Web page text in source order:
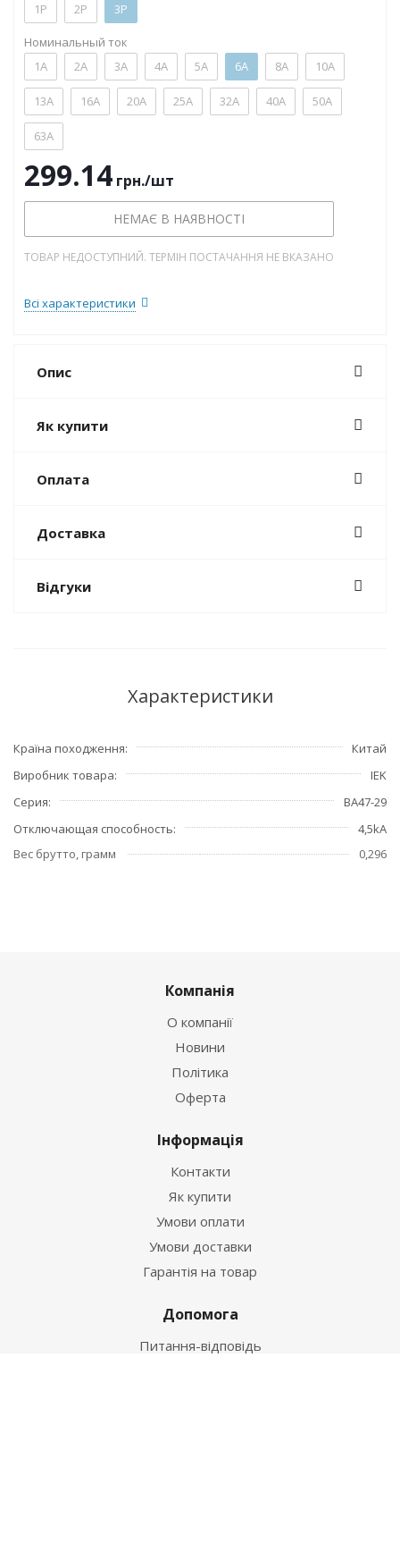
1P
2P 3P
Номинальный ток
1А
2А 3А 4А 5А 6А 8А 10А
13А 16А 20А 25А 32А 40А 50А
63А
299.14 грн./шт
НЕМАЄ В НАЯВНОСТІ
ТОВАР НЕДОСТУПНИЙ. ТЕРМІН ПОСТАЧАННЯ НЕ ВКАЗАНО
Всі характеристики
Опис
Як купити
Оплата
Доставка
Відгуки
Характеристики
Країна походження
Китай
Виробник товара
IEK
Серия
ВА47-29
Отключающая способность
4,5kA
Вес брутто, грамм
0,296
Компанія
О компанії
Новини
Політика
Оферта
Інформація
Контакти
Як купити
Умови оплати
Умови доставки
Гарантія на товар
Допомога
Питання-відповідь